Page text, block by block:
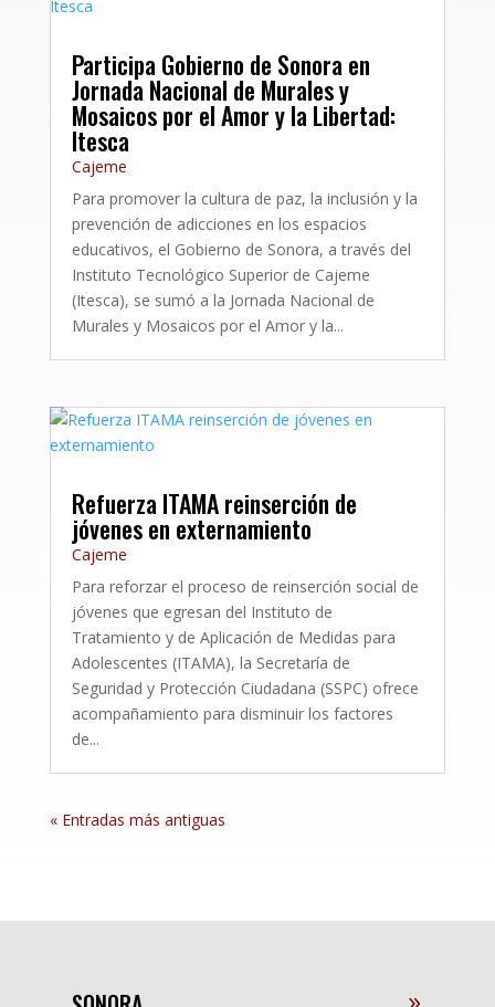
Participa Gobierno de Sonora en
Jornada Nacional de Murales y
Mosaicos por el Amor y la Libertad:
Itesca
Cajeme
Para promover la cultura de paz, la inclusión y la
prevención de adicciones en los espacios
educativos, el Gobierno de Sonora, a través del
Instituto Tecnológico Superior de Cajeme
(Itesca), se sumó a la Jornada Nacional de
Murales y Mosaicos por el Amor y la...
Refuerza ITAMA reinserción de
jóvenes en externamiento
Cajeme
Para reforzar el proceso de reinserción social de
jóvenes que egresan del Instituto de
Tratamiento y de Aplicación de Medidas para
Adolescentes (ITAMA), la Secretaría de
Seguridad y Protección Ciudadana (SSPC) ofrece
acompañamiento para disminuir los factores
de...
« Entradas más antiguas